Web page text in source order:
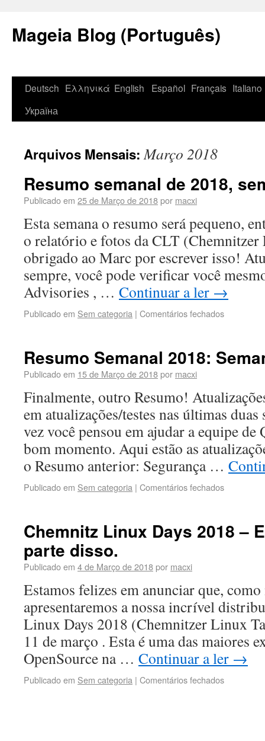
Mageia Blog (Português)
Deutsch Ελληνικά English Español Français Italiano
Україна
Arquivos Mensais:Março 2018
Resumo semanal de 2018,
Publicado em 25 de Março de 2018por macxi
Esta semana o resumo será pequeno,
o relatório e fotos da CLT
obrigado ao Marc por escrever isso!
sempre, você pode verificar você
Advisories , … Continuar a ler →
Publicado em Sem categoria | Comentários fechados
Resumo Semanal 2018:
Publicado em 15 de Março de 2018por macxi
Finalmente, outro Resumo!
em atualizações/testes nas últimas duas
vez você pensou em ajudar a equipe
bom momento. Aqui estão as
o Resumo anterior: Segurança …
Publicado em Sem categoria | Comentários fechados
Chemnitz Linux Days 2018 –
parte disso.
Publicado em 4 de Março de 2018por macxi
Estamos felizes em anunciar que,
apresentaremos a nossa incrível
Linux Days 2018 (Chemnitzer Linux
11 de março . Esta é uma das maiores
OpenSource na … Continuar a ler →
Publicado em Sem categoria | Comentários fechados